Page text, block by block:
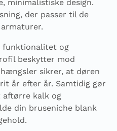
minimalistiske design.
der passer til de
funktionalitet og
beskytter mod
sikrer, at døren
år efter år. Samtidig gør
kalk og
din bruseniche blank